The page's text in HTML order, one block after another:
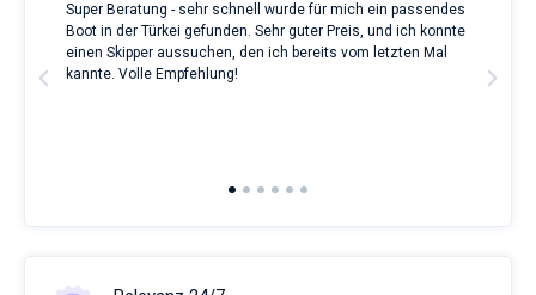
Super Beratung - sehr schnell wurde für mich ein passendes
Boot in der Türkei gefunden. Sehr guter Preis, und ich konnte
einen Skipper aussuchen, den ich bereits vom letzten Mal
kannte. Volle Empfehlung!